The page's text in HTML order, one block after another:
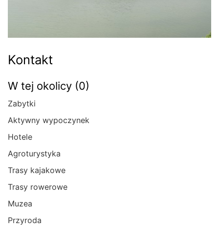
Kontakt
W tej okolicy (0)
Zabytki
Aktywny wypoczynek
Hotele
Agroturystyka
Trasy kajakowe
Trasy rowerowe
Muzea
Przyroda